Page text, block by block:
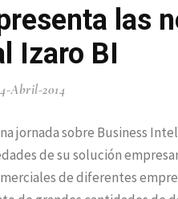
las
Izaro BI
Abril-2014
jornada sobre Business
de su solución
de diferentes